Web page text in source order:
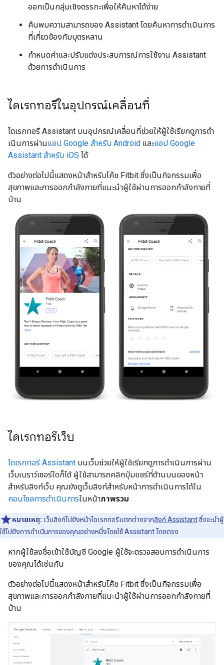
ออกเป็นกลุ่มเชิงตรรกะเพื่อให้ค้นหาได้ง่าย
ค้นพบความสามารถของ Assistant โดยค้นหาการดำเนินการ
ที่เกี่ยวข้องกับบุตรหลาน
กำหนดค่าและปรับแต่งประสบการณ์การใช้งาน Assistant
ด้วยการดำเนินการ
ไดเรกทอรีในอุปกรณ์เคลื่อนที่
ไดเรกทอรี Assistant บนอุปกรณ์เคลื่อนที่ช่วยให้ผู้ใช้เรียกดูการดํา
เนินการผ่านแอป Google สําหรับ Android และแอป Google
Assistant สําหรับ iOS ได้
ตัวอย่างต่อไปนี้แสดงหน้าสำหรับโค้ช Fitbit ซึ่งเป็นกิจกรรมเพื่อ
สุขภาพและการออกกำลังกายที่แนะนำผู้ใช้ผ่านการออกกำลังกายที่
บ้าน
ไดเรกทอรีเว็บ
ไดเรกทอรี Assistant บนเว็บช่วยให้ผู้ใช้เรียกดูการดำเนินการผ่าน
เว็บเบราว์เซอร์ใดก็ได้ ผู้ใช้สามารถคลิกปุ่มแชร์ที่ด้านบนของหน้า
สำหรับลิงก์เว็บ คุณยังดูเว็บลิงก์สําหรับหน้าการดำเนินการได้ใน
คอนโซลการดําเนินการในหน้าภาพรวม
หมายเหตุ: เว็บลิงก์ไปยังหน้าไดเรกทอรีแตกต่างจากลิงก์ Assistantซึ่งจะนำผู้
ใช้ไปยังการดำเนินการของคุณอย่างหนึ่งโดยใช้ Assistant โดยตรง
หากผู้ใช้ลงชื่อเข้าใช้บัญชี Google ผู้ใช้จะตรวจสอบการดำเนินการ
ของคุณได้เช่นกัน
ตัวอย่างต่อไปนี้แสดงหน้าสำหรับโค้ช Fitbit ซึ่งเป็นกิจกรรมเพื่อ
สุขภาพและการออกกำลังกายที่แนะนำผู้ใช้ผ่านการออกกำลังกายที่
บ้าน